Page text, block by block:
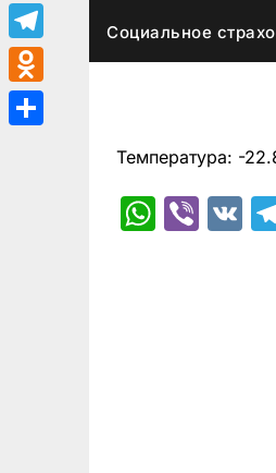
Социальное
Температура: -
VK
Telegram
Odnoklassniki